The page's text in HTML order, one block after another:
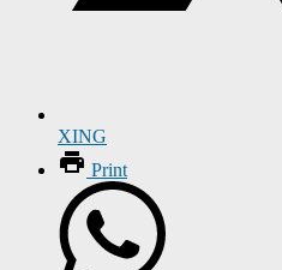
XING
Print